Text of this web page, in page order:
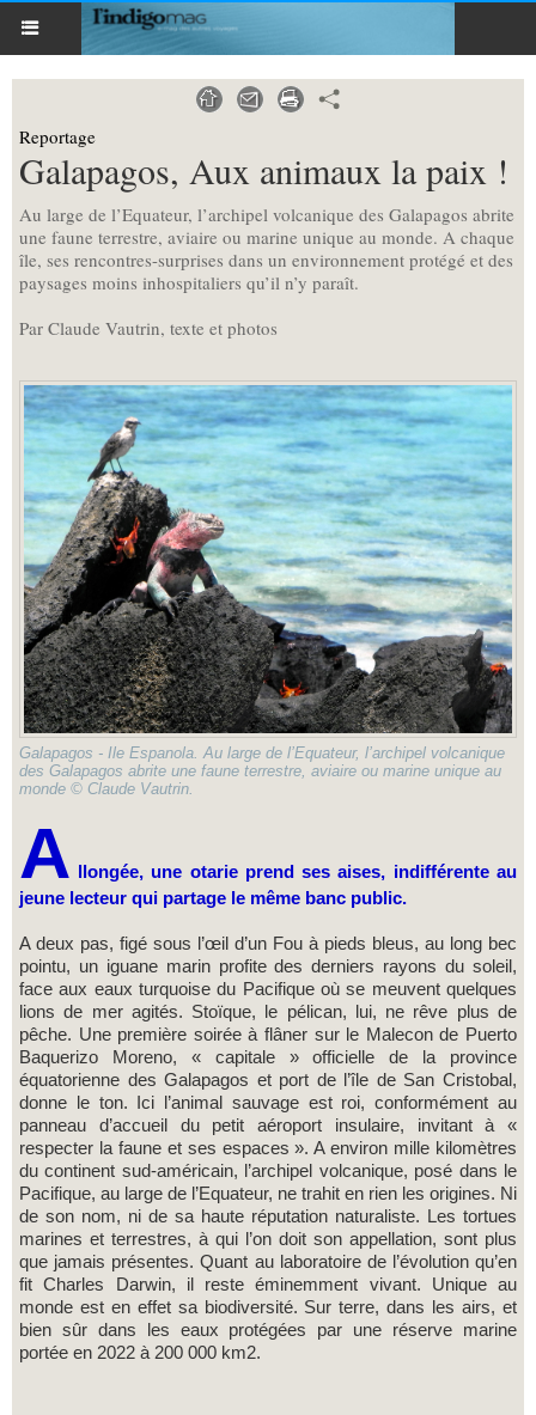
Reportage
Galapagos, Aux animaux la paix !
Au large de l’Equateur, l’archipel volcanique des Galapagos abrite
une faune terrestre, aviaire ou marine unique au monde. A chaque
île, ses rencontres-surprises dans un environnement protégé et des
paysages moins inhospitaliers qu’il n’y paraît.
Par Claude Vautrin, texte et photos
Galapagos - Ile Espanola. Au large de l’Equateur, l’archipel volcanique
des Galapagos abrite une faune terrestre, aviaire ou marine unique au
monde © Claude Vautrin.
A llongée, une otarie prend ses aises, indifférente au
jeune lecteur qui partage le même banc public.
A deux pas, figé sous l’œil d’un Fou à pieds bleus, au long bec
pointu, un iguane marin profite des derniers rayons du soleil,
face aux eaux turquoise du Pacifique où se meuvent quelques
lions de mer agités. Stoïque, le pélican, lui, ne rêve plus de
pêche. Une première soirée à flâner sur le Malecon de Puerto
Baquerizo Moreno, « capitale » officielle de la province
équatorienne des Galapagos et port de l’île de San Cristobal,
donne le ton. Ici l’animal sauvage est roi, conformément au
panneau d’accueil du petit aéroport insulaire, invitant à «
respecter la faune et ses espaces ». A environ mille kilomètres
du continent sud-américain, l’archipel volcanique, posé dans le
Pacifique, au large de l’Equateur, ne trahit en rien les origines. Ni
de son nom, ni de sa haute réputation naturaliste. Les tortues
marines et terrestres, à qui l’on doit son appellation, sont plus
que jamais présentes. Quant au laboratoire de l’évolution qu’en
fit Charles Darwin, il reste éminemment vivant. Unique au
monde est en effet sa biodiversité. Sur terre, dans les airs, et
bien sûr dans les eaux protégées par une réserve marine
portée en 2022 à 200 000 km2.